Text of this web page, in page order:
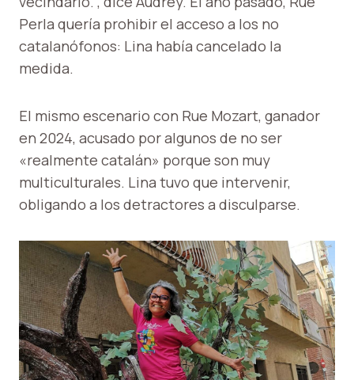
Perla quería prohibir el acceso a los no
catalanófonos: Lina había cancelado la
medida.
El mismo escenario con Rue Mozart, ganador
en 2024, acusado por algunos de no ser
«realmente catalán» porque son muy
multiculturales. Lina tuvo que intervenir,
obligando a los detractores a disculparse.